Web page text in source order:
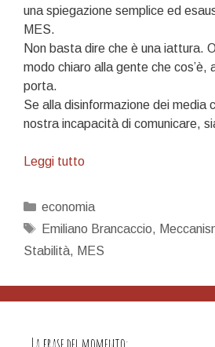
una spiegazione semplice ed
MES.
Non basta dire che è una iattura.
modo chiaro alla gente che cos’è,
porta.
Se alla disinformazione dei media
nostra incapacità di comunicare,
Leggi tuttoIl
Categorie
economia
Tag
Emiliano Brancaccio,
Stabilità, MES